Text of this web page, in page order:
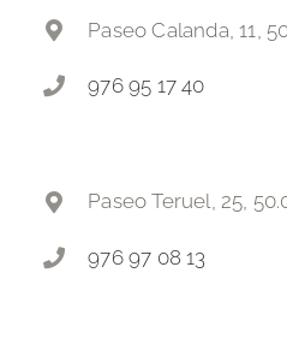
Paseo Calanda, 11,
976 95 17 40
Paseo Teruel, 25,
976 97 08 13